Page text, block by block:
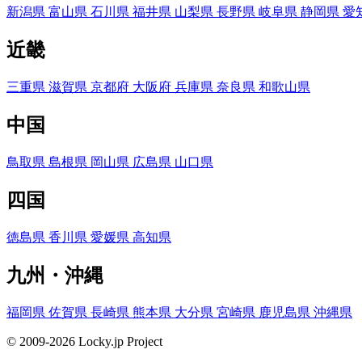
新潟県 富山県 石川県 福井県 山梨県 長野県 岐阜県 静岡県 愛
近畿
三重県 滋賀県 京都府 大阪府 兵庫県 奈良県 和歌山県
中国
鳥取県 島根県 岡山県 広島県 山口県
四国
徳島県 香川県 愛媛県 高知県
九州・沖縄
福岡県 佐賀県 長崎県 熊本県 大分県 宮崎県 鹿児島県 沖縄県
© 2009-2026 Locky.jp Project